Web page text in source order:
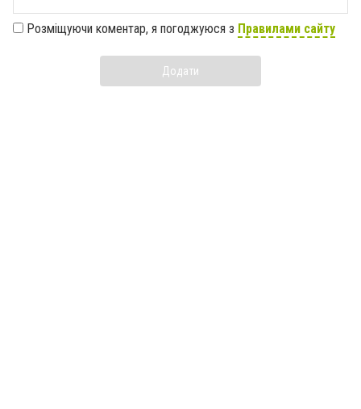
Розміщуючи коментар, я погоджуюся з Правилами сайту
Додати